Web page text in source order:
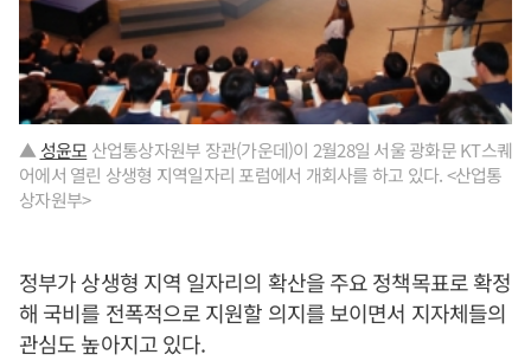
▲성윤모 산업통상자원부 장관(가운데)이 2월28일 서울 광화문 KT스퀘
어에서 열린 상생형 지역일자리 포럼에서 개회사를 하고 있다. <산업통
상자원부>
정부가 상생형 지역 일자리의 확산을 주요 정책목표로 확정
해 국비를 전폭적으로 지원할 의지를 보이면서 지자체들의
관심도 높아지고 있다.